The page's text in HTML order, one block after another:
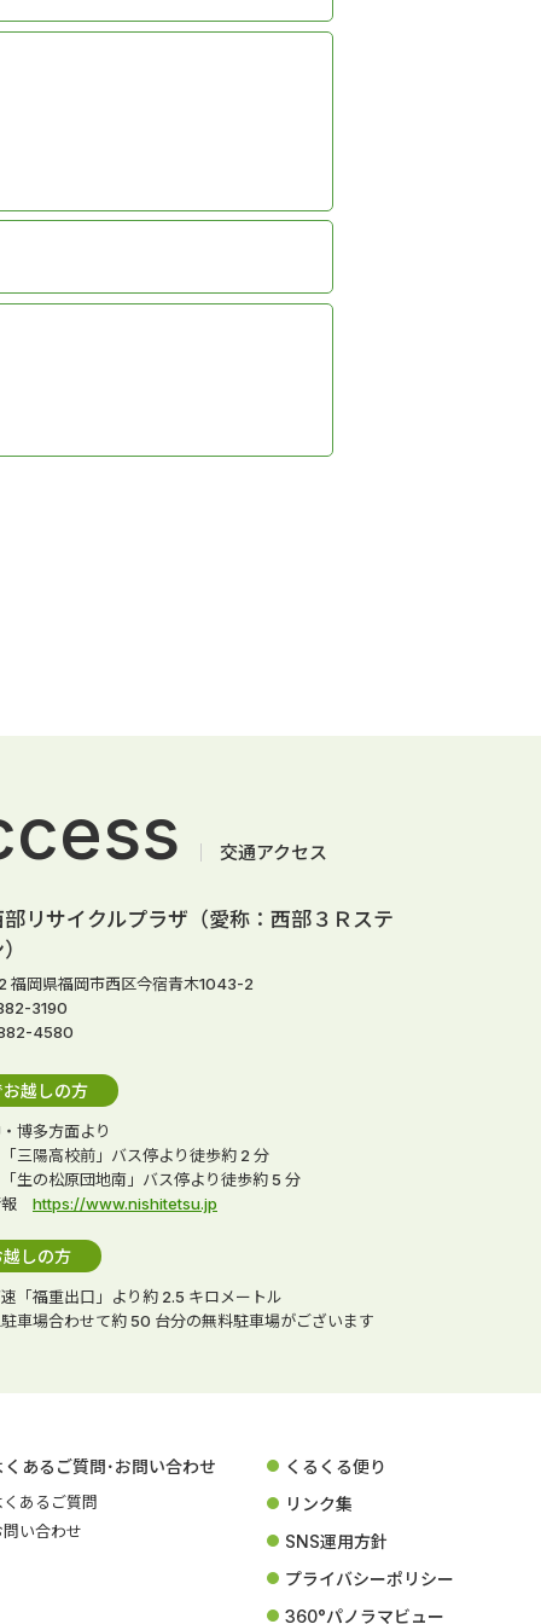
交通アクセス
リサイクルプラザ（愛称：西部３Ｒステ
福岡県福岡市西区今宿青木1043-2
3190
4580
越しの方
博多方面より
三陽高校前」バス停より徒歩約 2 分
生の松原団地南」バス停より徒歩約 5 分
報 https://www.nishitetsu.jp
しの方
「福重出口」より約 2.5 キロメートル
車場合わせて約 50 台分の無料駐車場がございます
くあるご質問･お問い合わせ
くあるご質問
問い合わせ
くるくる便り
リンク集
SNS運用方針
プライバシーポリシー
360°パノラマビュー